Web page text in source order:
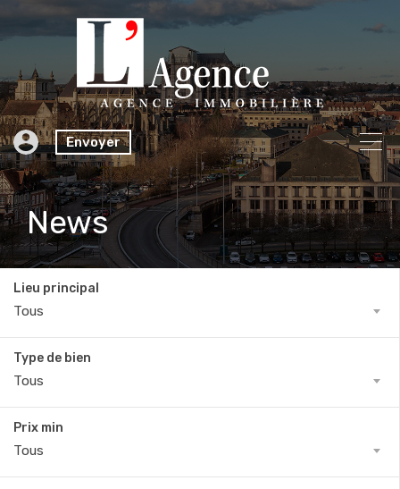
Envoyer
News
Lieu principal
Tous
Type de bien
Tous
Prix min
Tous